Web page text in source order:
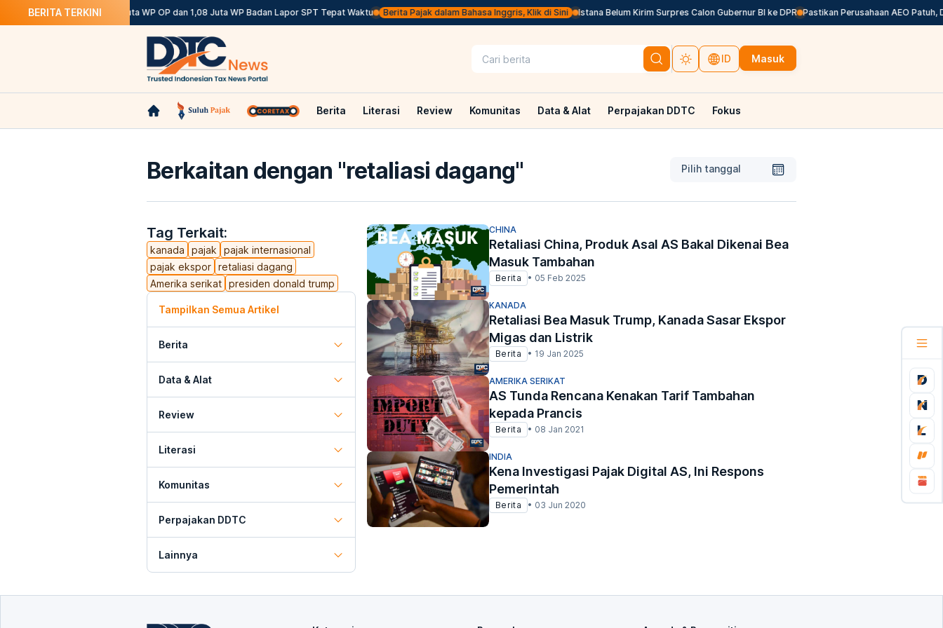
BERITA TERKINI
Ketentuannya DJP: 12,12 Juta WP OP dan 1,08 Juta WP Badan Lapor SPT Tepat Waktu Berita Pajak dalam Bahasa Inggris, Klik di Sini Istana Belum Kirim Surpres Calon Gubernur BI ke DPR Pastikan Perusahaan AEO Patuh,
ID Masuk
Berita Literasi Review Komunitas Data & Alat Perpajakan DDTC Fokus
Berkaitan dengan "retaliasi dagang" Pilih tanggal
Tag Terkait:
kanada pajak
pajak internasional
pajak ekspor retaliasi dagang
Amerika serikat presiden donald trump
Tampilkan Semua Artikel
Berita
Data & Alat
Review
Literasi
Komunitas
Perpajakan DDTC
Lainnya
CHINA
Retaliasi China, Produk Asal AS Bakal Dikenai Bea
Masuk Tambahan
Berita • 05 Feb 2025
KANADA
Retaliasi Bea Masuk Trump, Kanada Sasar Ekspor
Migas dan Listrik
Berita • 19 Jan 2025
AMERIKA SERIKAT
AS Tunda Rencana Kenakan Tarif Tambahan
kepada Prancis
Berita • 08 Jan 2021
INDIA
Kena Investigasi Pajak Digital AS, Ini Respons
Pemerintah
Berita • 03 Jun 2020